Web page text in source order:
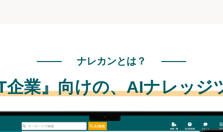
ナレカンとは？
企業』向けの、AIナレッジ